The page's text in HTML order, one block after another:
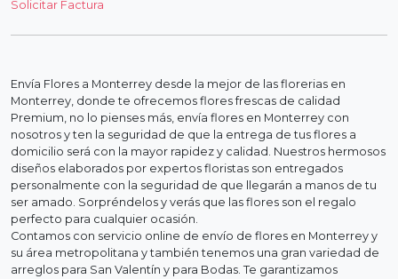
Solicitar Factura
Envía Flores a Monterrey desde la mejor de las florerias en
Monterrey, donde te ofrecemos flores frescas de calidad
Premium, no lo pienses más, envía flores en Monterrey con
nosotros y ten la seguridad de que la entrega de tus flores a
domicilio será con la mayor rapidez y calidad. Nuestros hermosos
diseños elaborados por expertos floristas son entregados
personalmente con la seguridad de que llegarán a manos de tu
ser amado. Sorpréndelos y verás que las flores son el regalo
perfecto para cualquier ocasión.
Contamos con servicio online de envío de flores en Monterrey y
su área metropolitana y también tenemos una gran variedad de
arreglos para San Valentín y para Bodas. Te garantizamos